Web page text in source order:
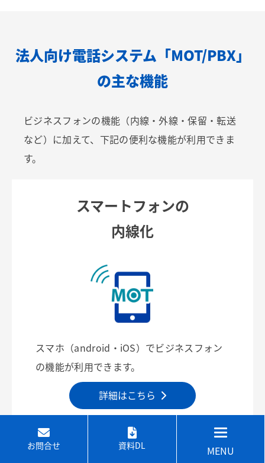
法人向け電話システム「MOT/PBX」
の主な機能
ビジネスフォンの機能（内線・外線・保留・転送
など）に加えて、下記の便利な機能が利用できま
す。
スマートフォンの
内線化
スマホ（android・iOS）でビジネスフォン
の機能が利用できます。
詳細はこちら
お問合せ 資料DL MENU